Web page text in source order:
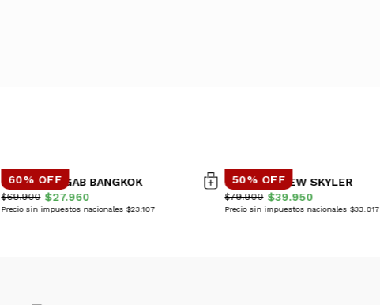
60% OFF
PANTALON GAB BANGKOK
$69.900 $27.960
Precio sin impuestos nacionales $23.107
50% OFF
CAMPERA NEW SKYLER
$79.900 $39.950
Precio sin impuestos nacionales $33.017